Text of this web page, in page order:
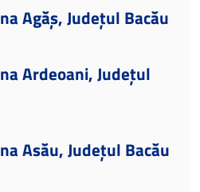
Agăș, Județul Bacău
Ardeoani, Județul
Asău, Județul Bacău